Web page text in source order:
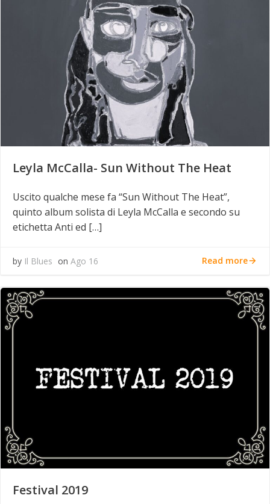
Leyla McCalla- Sun Without The Heat
Uscito qualche mese fa “Sun Without The Heat”,
quinto album solista di Leyla McCalla e secondo su
etichetta Anti ed […]
by Il Blues on Ago 16 Read more
Festival 2019